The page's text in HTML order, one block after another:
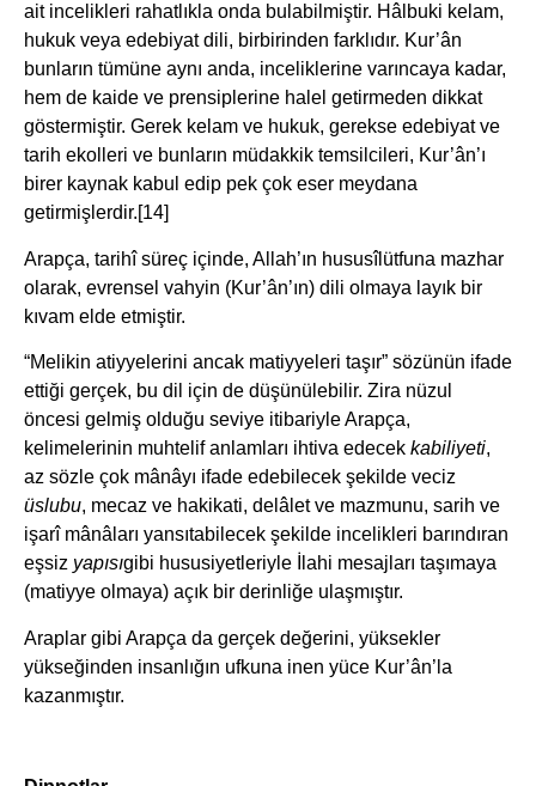
ait incelikleri rahatlıkla onda bulabilmiştir. Hâlbuki kelam,
hukuk veya edebiyat dili, birbirinden farklıdır. Kur’ân
bunların tümüne aynı anda, inceliklerine varıncaya kadar,
hem de kaide ve prensiplerine halel getirmeden dikkat
göstermiştir. Gerek kelam ve hukuk, gerekse edebiyat ve
tarih ekolleri ve bunların müdakkik temsilcileri, Kur’ân’ı
birer kaynak kabul edip pek çok eser meydana
getirmişlerdir.[14]
Arapça, tarihî süreç içinde, Allah’ın hususîlütfuna mazhar
olarak, evrensel vahyin (Kur’ân’ın) dili olmaya layık bir
kıvam elde etmiştir.
“Melikin atiyyelerini ancak matiyyeleri taşır” sözünün ifade
ettiği gerçek, bu dil için de düşünülebilir. Zira nüzul
öncesi gelmiş olduğu seviye itibariyle Arapça,
kelimelerinin muhtelif anlamları ihtiva edecek kabiliyeti,
az sözle çok mânâyı ifade edebilecek şekilde veciz
üslubu, mecaz ve hakikati, delâlet ve mazmunu, sarih ve
işarî mânâları yansıtabilecek şekilde incelikleri barındıran
eşsiz yapısıgibi hususiyetleriyle İlahi mesajları taşımaya
(matiyye olmaya) açık bir derinliğe ulaşmıştır.
Araplar gibi Arapça da gerçek değerini, yüksekler
yükseğinden insanlığın ufkuna inen yüce Kur’ân’la
kazanmıştır.